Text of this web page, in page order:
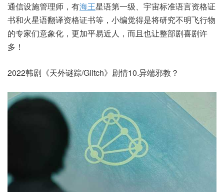
通信设施管理师，有海王星语第一级、宇宙标准语言资格证
书和火星语翻译资格证书等，小编觉得是将研究不明飞行物
的专家们意象化，更加平易近人，而且也让整部剧喜剧许
多！
2022韩剧《天外谜踪/Glitch》剧情10.异端邪教？